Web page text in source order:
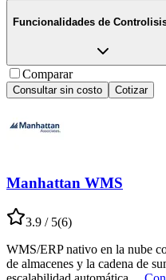
Funcionalidades de
Comparar
Consultar sin costo Cotizar
Manhattan WMS
3.9 / 5(6)
WMS/ERP nativo en la nube
de almacenes y la cadena de